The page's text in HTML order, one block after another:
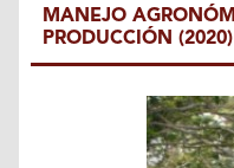
MANEJO
PRODUCCIÓN (2020)